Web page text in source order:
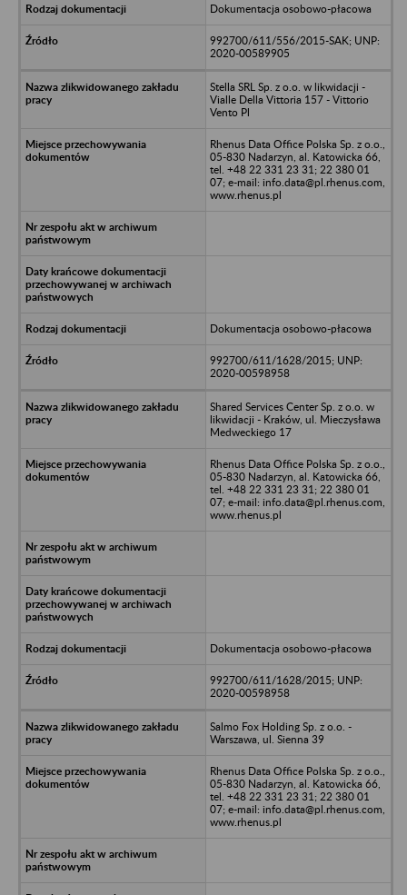
Dokumentacja osobowo-płacowa
992700/611/556/2015-SAK; UNP:
2020-00589905
Stella SRL Sp. z o.o. w likwidacji -
Vialle Della Vittoria 157 - Vittorio
Vento Pl
Rhenus Data Office Polska Sp. z o.o.,
05-830 Nadarzyn, al. Katowicka 66,
tel. +48 22 331 23 31; 22 380 01
07; e-mail: info.data@pl.rhenus.com,
www.rhenus.pl
Dokumentacja osobowo-płacowa
992700/611/1628/2015; UNP:
2020-00598958
Shared Services Center Sp. z o.o. w
likwidacji - Kraków, ul. Mieczysława
Medweckiego 17
Rhenus Data Office Polska Sp. z o.o.,
05-830 Nadarzyn, al. Katowicka 66,
tel. +48 22 331 23 31; 22 380 01
07; e-mail: info.data@pl.rhenus.com,
www.rhenus.pl
Dokumentacja osobowo-płacowa
992700/611/1628/2015; UNP:
2020-00598958
Salmo Fox Holding Sp. z o.o. -
Warszawa, ul. Sienna 39
Rhenus Data Office Polska Sp. z o.o.,
05-830 Nadarzyn, al. Katowicka 66,
tel. +48 22 331 23 31; 22 380 01
07; e-mail: info.data@pl.rhenus.com,
www.rhenus.pl